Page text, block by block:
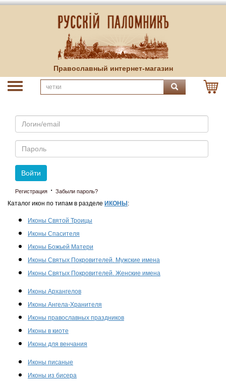
Православный интернет-магазин
Email
Пароль
Войти
Регистрация · Забыли пароль?
Каталог икон по типам в разделе ИКОНЫ :
Иконы Святой Троицы
Иконы Спасителя
Иконы Божьей Матери
Иконы Святых Покровителей. Мужские имена
Иконы Святых Покровителей. Женские имена
Иконы Архангелов
Иконы Ангела-Хранителя
Иконы православных праздников
Иконы в киоте
Иконы для венчания
Иконы писаные
Иконы из бисера